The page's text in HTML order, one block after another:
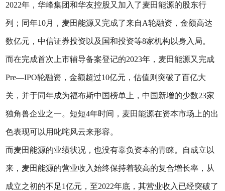
2022年，华峰集团和华友控股又加入了麦田能源的股东行
列；同年10月，麦田能源又完成了来自A轮融资，金额高达
数亿元，中信证券投资以及国和投资等8家机构以身入局。
而在完成首次上市辅导备案登记的2023年，麦田能源又完成
Pre—IPO轮融资，金额超过10亿元，估值则突破了百亿大
关，并于同年成为福布斯中国榜单上，中国新增的少数23家
独角兽企业之一。短短4年时间，麦田能源在资本市场上的出
色表现可以用叱咤风云来形容。
而麦田能源的业绩状况，也没有辜负资本的青睐。自成立以
来，麦田能源的营业收入始终保持着较高的复合增长率，从
成立之初的不足1亿元，至2022年底，其营业收入已经突破了